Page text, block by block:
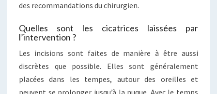
des recommandations du chirurgien.
Quelles sont les cicatrices laissées par
l’intervention ?
Les incisions sont faites de manière à être aussi
discrètes que possible. Elles sont généralement
placées dans les tempes, autour des oreilles et